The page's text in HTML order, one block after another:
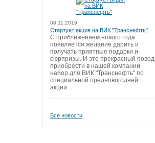
08.11.2019
Стартует акция на ВИК "Транснефть"
С приближением нового года
появляется желание дарить и
получать приятные подарки и
сюрпризы. И это прекрасный повод
приобрести в нашей компании
набор для ВИК "Транснефть" по
специальной предновогодней
акции.
Все новости